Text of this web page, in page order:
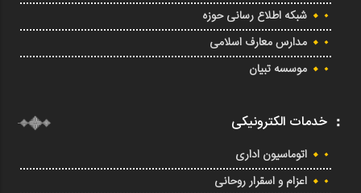
شبکه اطلاع رسانی حوزه
مدارس معارف اسلامی
موسسه تبیان
خدمات الکترونیکی
اتوماسیون اداری
اعزام و اسقرار روحانی